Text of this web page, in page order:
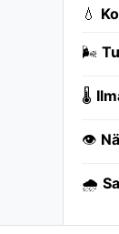
💧
🌬️
🌡️
👁️
🌧️